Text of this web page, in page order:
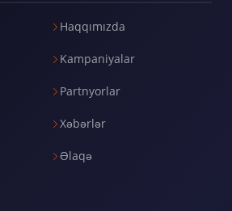
Haqqımızda
Kampaniyalar
Partnyorlar
Xəbərlər
Əlaqə